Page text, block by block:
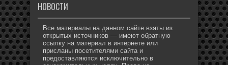
НОВОСТИ
Все материалы на данном сайте взяты из
открытых источников — имеют обратную
ссылку на материал в интернете или
присланы посетителями сайта и
предоставляются исключительно в